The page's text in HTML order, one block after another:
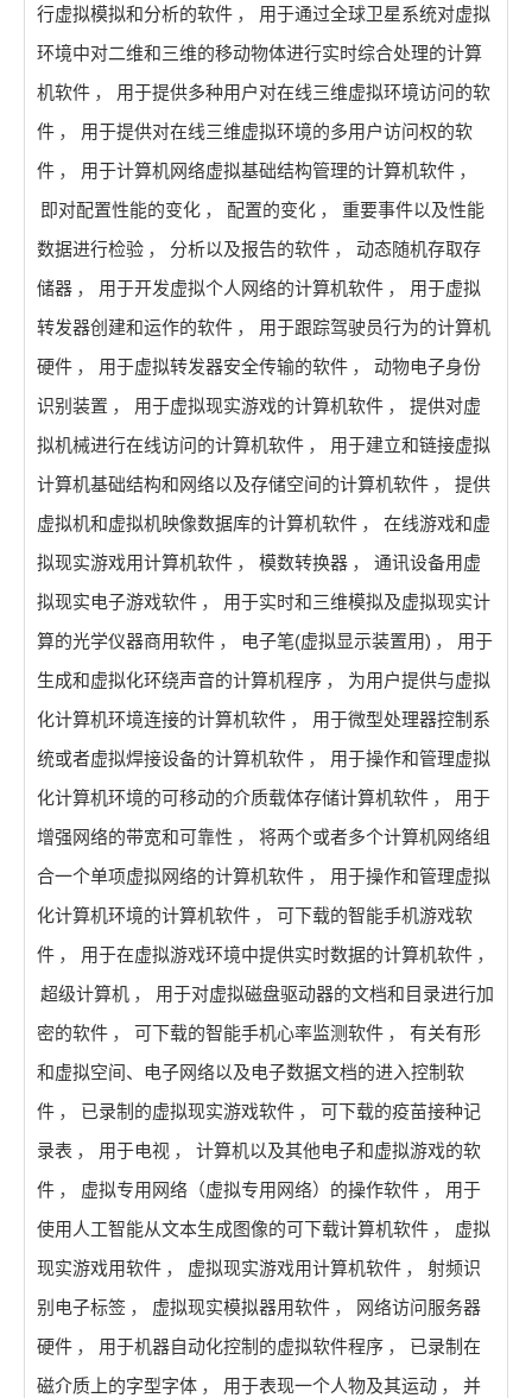
行虚拟模拟和分析的软件 ，
用于通过全球卫星系统对虚拟
环境中对二维和三维的移动物体进行实时综合处理的计算
机软件 ，
用于提供多种用户对在线三维虚拟环境访问的软
件 ，
用于提供对在线三维虚拟环境的多用户访问权的软
件 ， 用于计算机网络虚拟基础结构管理的计算机软件 ，
即对配置性能的变化 ， 配置的变化 ，
重要事件以及性能
数据进行检验 ， 分析以及报告的软件 ，
动态随机存取存
储器 ， 用于开发虚拟个人网络的计算机软件 ，
用于虚拟
转发器创建和运作的软件 ，
用于跟踪驾驶员行为的计算机
硬件 ， 用于虚拟转发器安全传输的软件 ，
动物电子身份
识别装置 ， 用于虚拟现实游戏的计算机软件 ，
提供对虚
拟机械进行在线访问的计算机软件 ，
用于建立和链接虚拟
计算机基础结构和网络以及存储空间的计算机软件 ，
提供
虚拟机和虚拟机映像数据库的计算机软件 ，
在线游戏和虚
拟现实游戏用计算机软件 ， 模数转换器 ，
通讯设备用虚
拟现实电子游戏软件 ，
用于实时和三维模拟及虚拟现实计
算的光学仪器商用软件 ， 电子笔(虚拟显示装置用) ，
用于
生成和虚拟化环绕声音的计算机程序 ，
为用户提供与虚拟
化计算机环境连接的计算机软件 ，
用于微型处理器控制系
统或者虚拟焊接设备的计算机软件 ，
用于操作和管理虚拟
化计算机环境的可移动的介质载体存储计算机软件 ，
用于
增强网络的带宽和可靠性 ，
将两个或者多个计算机网络组
合一个单项虚拟网络的计算机软件 ，
用于操作和管理虚拟
化计算机环境的计算机软件 ，
可下载的智能手机游戏软
件 ， 用于在虚拟游戏环境中提供实时数据的计算机软件 ，
超级计算机 ，
用于对虚拟磁盘驱动器的文档和目录进行加
密的软件 ， 可下载的智能手机心率监测软件 ，
有关有形
和虚拟空间、电子网络以及电子数据文档的进入控制软
件 ， 已录制的虚拟现实游戏软件 ，
可下载的疫苗接种记
录表 ， 用于电视 ，
计算机以及其他电子和虚拟游戏的软
件 ， 虚拟专用网络（虚拟专用网络）的操作软件 ，
用于
使用人工智能从文本生成图像的可下载计算机软件 ，
虚拟
现实游戏用软件 ， 虚拟现实游戏用计算机软件 ，
射频识
别电子标签 ， 虚拟现实模拟器用软件 ，
网络访问服务器
硬件 ， 用于机器自动化控制的虚拟软件程序 ，
已录制在
磁介质上的字型字体 ， 用于表现一个人物及其运动 ，
并